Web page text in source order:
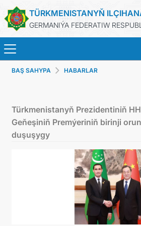
TÜRKMENISTANYŇ
GERMANIÝA FEDERATIW
BAŞ SAHYPA
TÜRKMENISTANYŇ
TÜRKMENISTAN
KONSULLYK
TÜRKMENISTANDA MAÝA
BAŞ SAHYPA HABARLAR
Türkmenistanyň Prezidentiniň
Geňeşiniň Premýeriniň birinji
duşuşygy